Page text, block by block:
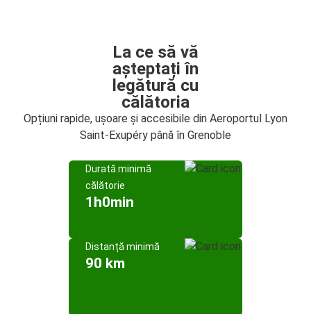
La ce să vă
așteptați în
legătură cu
călătoria
Opțiuni rapide, ușoare și accesibile din Aeroportul Lyon
Saint-Exupéry până în Grenoble
Durată minimă
călătorie
1h0min
Distanță minimă
90 km